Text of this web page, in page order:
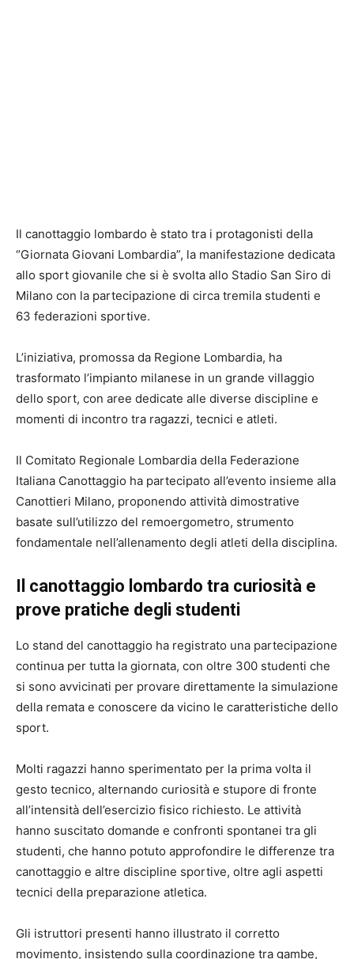
Il canottaggio lombardo è stato tra i protagonisti della
“Giornata Giovani Lombardia”, la manifestazione dedicata
allo sport giovanile che si è svolta allo Stadio San Siro di
Milano con la partecipazione di circa tremila studenti e
63 federazioni sportive.
L’iniziativa, promossa da Regione Lombardia, ha
trasformato l’impianto milanese in un grande villaggio
dello sport, con aree dedicate alle diverse discipline e
momenti di incontro tra ragazzi, tecnici e atleti.
Il Comitato Regionale Lombardia della Federazione
Italiana Canottaggio ha partecipato all’evento insieme alla
Canottieri Milano, proponendo attività dimostrative
basate sull’utilizzo del remoergometro, strumento
fondamentale nell’allenamento degli atleti della disciplina.
Il canottaggio lombardo tra curiosità e
prove pratiche degli studenti
Lo stand del canottaggio ha registrato una partecipazione
continua per tutta la giornata, con oltre 300 studenti che
si sono avvicinati per provare direttamente la simulazione
della remata e conoscere da vicino le caratteristiche dello
sport.
Molti ragazzi hanno sperimentato per la prima volta il
gesto tecnico, alternando curiosità e stupore di fronte
all’intensità dell’esercizio fisico richiesto. Le attività
hanno suscitato domande e confronti spontanei tra gli
studenti, che hanno potuto approfondire le differenze tra
canottaggio e altre discipline sportive, oltre agli aspetti
tecnici della preparazione atletica.
Gli istruttori presenti hanno illustrato il corretto
movimento, insistendo sulla coordinazione tra gambe,